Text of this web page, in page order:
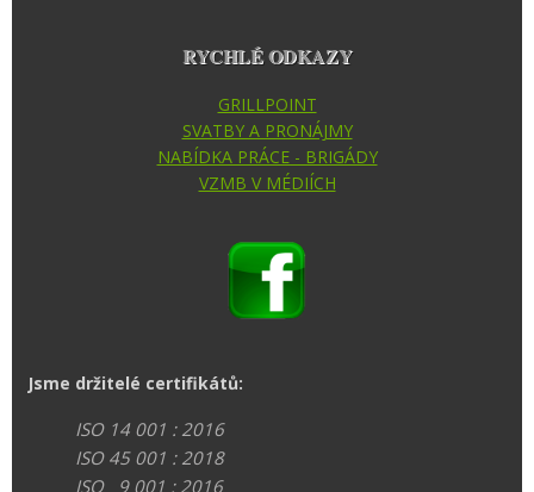
RYCHLÉ ODKAZY
GRILLPOINT
SVATBY A PRONÁJMY
NABÍDKA PRÁCE - BRIGÁDY
VZMB V MÉDIÍCH
Jsme držitelé certifikátů:
ISO 14 001 : 2016
ISO 45 001 : 2018
ISO 9 001 : 2016